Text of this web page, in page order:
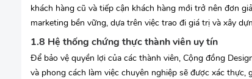
khách hàng cũ và tiếp cận khách hàng mới trở nên đơn
marketing bền vững, dựa trên việc trao đi giá trị và xây
1.8 Hệ thống chứng thực thành viên uy tín
Để bảo vệ quyền lợi của các thành viên, Cộng đồng
và phong cách làm việc chuyên nghiệp sẽ được xác